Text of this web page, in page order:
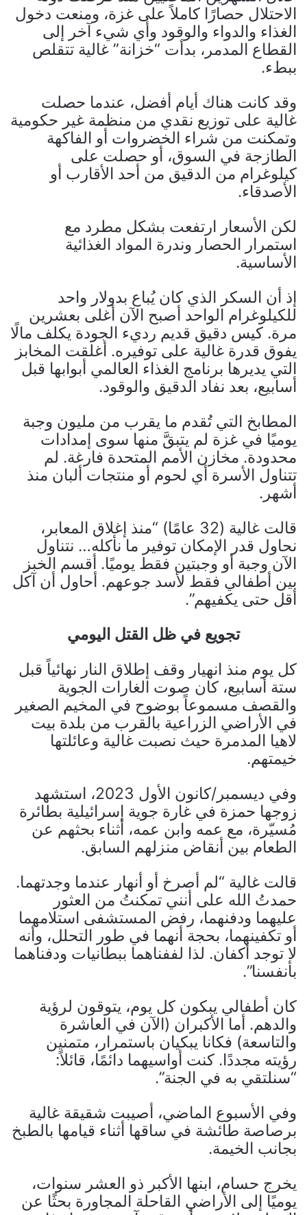
الاحتلال حصارًا كاملاً على غزة، ومنعت دخول
الغذاء والدواء والوقود وأي شيء آخر إلى
القطاع المدمر، بدأت “خزانة” غالية تتقلص
ببطء.
وقد كانت هناك أيام أفضل، عندما حصلت
غالية على توزيع نقدي من منظمة غير حكومية
وتمكنت من شراء الخضروات أو الفاكهة
الطازجة في السوق، أو حصلت على
كيلوغرام من الدقيق من أحد الأقارب أو
الأصدقاء.
لكن الأسعار ارتفعت بشكل مطرد مع
استمرار الحصار وندرة المواد الغذائية
الأساسية.
إذ أن السكر الذي كان يُباع بدولار واحد
للكيلوغرام الواحد أصبح الآن أغلى بعشرين
مرة. كيس دقيق قديم رديء الجودة يكلف مالًا
يفوق قدرة غالية على توفيره. أغلقت المخابز
التي يديرها برنامج الغذاء العالمي أبوابها قبل
أسابيع، بعد نفاد الدقيق والوقود.
المطابخ التي تُقدم ما يقرب من مليون وجبة
يوميًا في غزة لم يتبقَّ منها سوى إمدادات
محدودة. مخازن الأمم المتحدة فارغة. لم
تتناول الأسرة أي لحوم أو منتجات ألبان منذ
أشهر.
قالت غالية (32 عامًا) “منذ إغلاق المعابر،
نحاول قدر الإمكان توفير ما نأكله… نتناول
الآن وجبة أو وجبتين فقط يوميًا. أقسم الخبز
بين أطفالي فقط لأسد جوعهم. أحاول أن آكل
أقل حتى يكفيهم”.
تجويع في ظل القتل اليومي
كل يوم منذ انهيار وقف إطلاق النار نهائياً قبل
ستة أسابيع، كان صوت الغارات الجوية
والقصف مسموعاً بوضوح في المخيم الصغير
في الأراضي الزراعية بالقرب من بلدة بيت
لاهيا المدمرة حيث نصبت غالية وعائلتها
خيمتهم.
وفي ديسمبر/كانون الأول 2023، استشهد
زوجها حمزة في غارة جوية إسرائيلية بطائرة
مُسيّرة، مع عمه وابن عمه، أثناء بحثهم عن
الطعام بين أنقاض منزلهم السابق.
قالت غالية “لم أصرخ أو أنهار عندما وجدتهما.
حمدتُ الله على أنني تمكنتُ من العثور
عليهما ودفنهما، رفض المستشفى استلامهما
أو تكفينهما، بحجة أنهما في طور التحلل، وأنه
لا توجد أكفان. لذا لففناهما ببطانيات ودفناهما
بأنفسنا”.
كان أطفالي يبكون كل يوم، يتوقون لرؤية
والدهم. أما الأكبران (الآن في العاشرة
والتاسعة) فكانا يبكيان باستمرار، متمنين
رؤيته مجددًا. كنت أواسيهما دائمًا، قائلاً:
“سنلتقي به في الجنة”.
وفي الأسبوع الماضي، أصيبت شقيقة غالية
برصاصة طائشة في ساقها أثناء قيامها بالطبخ
بجانب الخيمة.
يخرج حسام، ابنها الأكبر ذو العشر سنوات،
يوميًا إلى الأراضي القاحلة المجاورة بحثًا عن